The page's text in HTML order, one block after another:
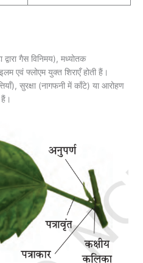
द्वारा गैस विनिमय), मध्योतक
एवं फ्लोएम युक्त शिराएँ होती हैं।
सुरक्षा (नागफनी में काँटे) या आरोहण